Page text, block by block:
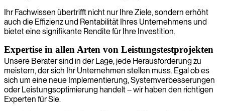
Ihr Fachwissen übertrifft nicht nur Ihre Ziele, sondern erhöht
auch die Effizienz und Rentabilität Ihres Unternehmens und
bietet eine signifikante Rendite für Ihre Investition.
Expertise in allen Arten von Leistungstestprojekten
Unsere Berater sind in der Lage, jede Herausforderung zu
meistern, der sich Ihr Unternehmen stellen muss. Egal ob es
sich um eine neue Implementierung, Systemverbesserungen
oder Leistungsoptimierung handelt – wir haben den richtigen
Experten für Sie.